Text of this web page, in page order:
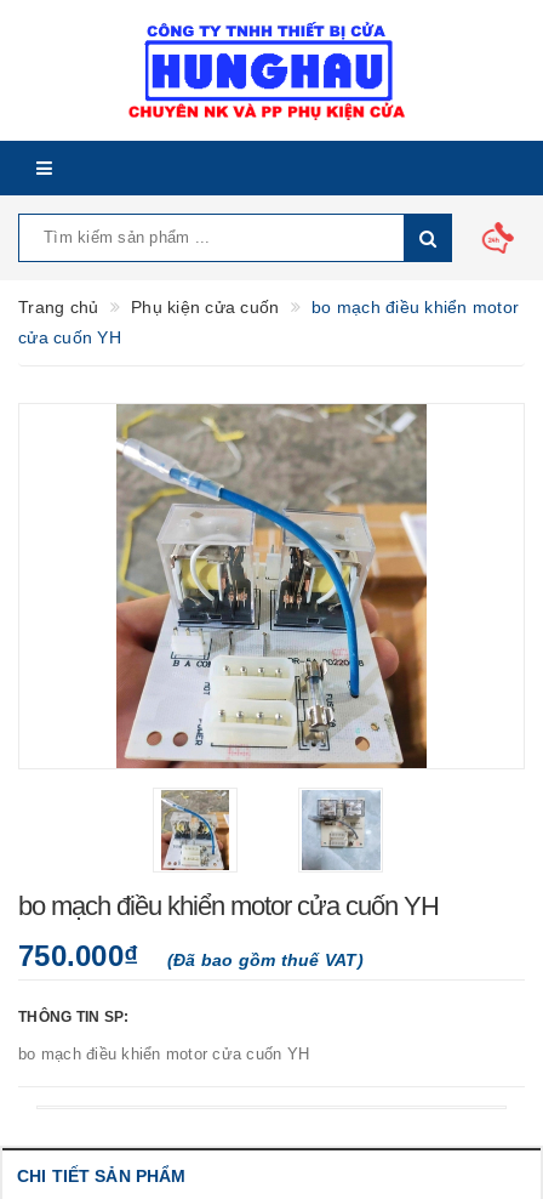
Trang chủ Phụ kiện cửa cuốn
bo mạch điều khiển motor
cửa cuốn YH
bo mạch điều khiển motor cửa cuốn YH
750.000₫ (Đã bao gồm thuế VAT)
THÔNG TIN SP:
bo mạch điều khiển motor cửa cuốn YH
CHI TIẾT SẢN PHẨM